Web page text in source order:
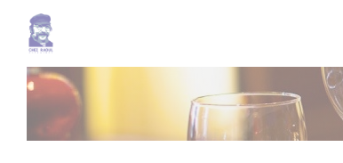
Personalizing your cookie choices